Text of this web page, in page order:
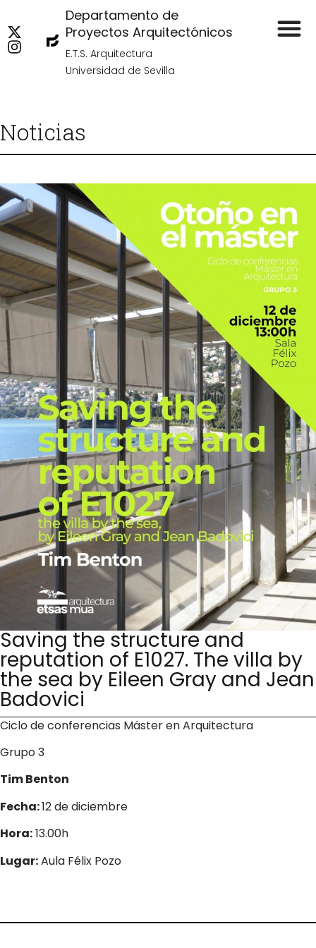
Departamento de
Proyectos Arquitectónicos
E.T.S. Arquitectura
Universidad de Sevilla
Noticias
Saving the structure and
reputation of E1027. The villa by
the sea by Eileen Gray and Jean
Badovici
Ciclo de conferencias Máster en Arquitectura
Grupo 3
Tim Benton
Fecha:12 de diciembre
Hora:13.00h
Lugar:Aula Félix Pozo